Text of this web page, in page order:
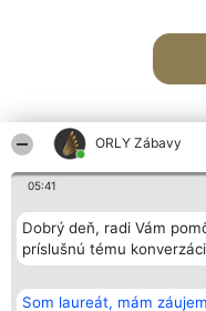
ORLY Zábavy
05:41
Dobrý deň, radi Vám
príslušnú tému
Som laureát, mám
Organizátor hodnotenia
Bright Side Solutions sp. z o.
o. sp. k.
Wrocław 50-079
KRS 0000749100 | Regon